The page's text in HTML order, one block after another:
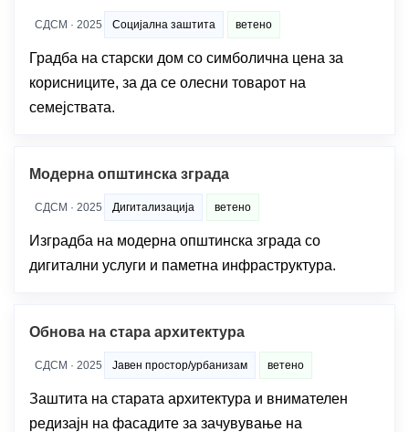
СДСМ · 2025 Социјална заштита ветено
Градба на старски дом со симболична цена за
корисниците, за да се олесни товарот на
семејствата.
Модерна општинска зграда
СДСМ · 2025 Дигитализација ветено
Изградба на модерна општинска зграда со
дигитални услуги и паметна инфраструктура.
Обнова на стара архитектура
СДСМ · 2025 Јавен простор/урбанизам ветено
Заштита на старата архитектура и внимателен
редизајн на фасадите за зачувување на